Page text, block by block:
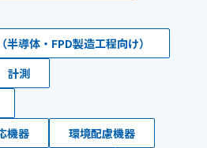
導体・FPD製造工程向け）
計測
機器
環境配慮機器